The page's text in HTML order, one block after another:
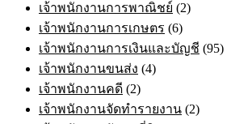
เจ้าพนักงานการพาณิชย์ (2)
เจ้าพนักงานการเกษตร (6)
เจ้าพนักงานการเงินและบัญชี (95)
เจ้าพนักงานขนส่ง (4)
เจ้าพนักงานคดี (2)
เจ้าพนักงานจัดทำรายงาน (2)